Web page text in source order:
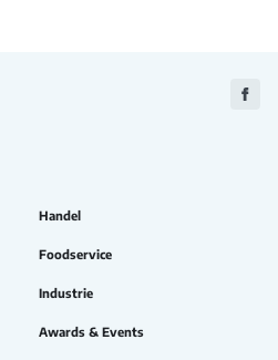
Zu
Handel
Foodservice
Industrie
Awards & Events